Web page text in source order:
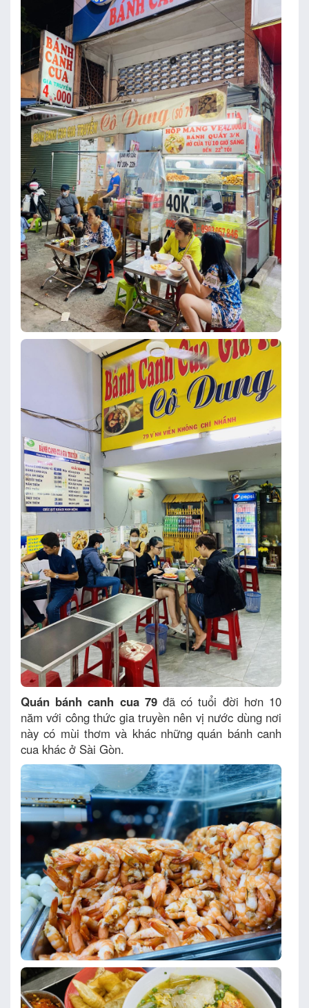
Quán bánh canh cua 79đã có tuổi đời hơn 10
năm với công thức gia truyền nên vị nước dùng nơi
này có mùi thơm và khác những quán bánh canh
cua khác ở Sài Gòn.